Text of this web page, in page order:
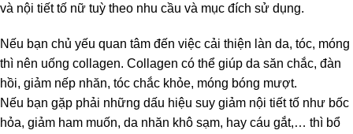
và nội tiết tố nữ tuỳ theo nhu cầu và mục đích sử dụng.
Nếu bạn chủ yếu quan tâm đến việc cải thiện làn da, tóc, móng
thì nên uống collagen. Collagen có thể giúp da săn chắc, đàn
hồi, giảm nếp nhăn, tóc chắc khỏe, móng bóng mượt.
Nếu bạn gặp phải những dấu hiệu suy giảm nội tiết tố như bốc
hỏa, giảm ham muốn, da nhăn khô sạm, hay cáu gắt,… thì bổ